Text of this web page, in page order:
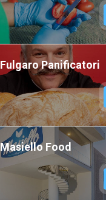
Fulgaro Panificatori
Masiello Food